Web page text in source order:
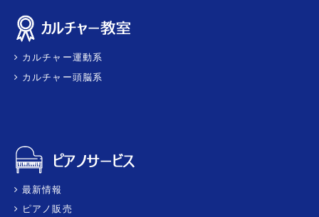
カルチャー運動系
カルチャー頭脳系
最新情報
ピアノ販売